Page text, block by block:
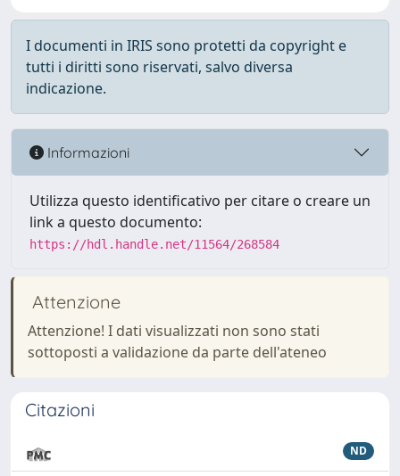
I documenti in IRIS sono protetti da copyright e
tutti i diritti sono riservati, salvo diversa
indicazione.
Informazioni
Utilizza questo identificativo per citare o creare un
link a questo documento:
https://hdl.handle.net/11564/268584
Attenzione
Attenzione! I dati visualizzati non sono stati
sottoposti a validazione da parte dell'ateneo
Citazioni
ND